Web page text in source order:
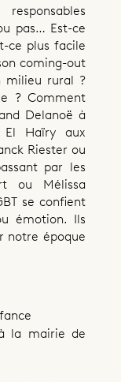
ou pas ?
pas… Est-ce
ce plus facile
coming-out
milieu rural ?
? Comment
Delanoë à
El Haïry aux
Riester ou
par les
ou Mélissa
se confient
émotion. Ils
notre époque
la mairie de